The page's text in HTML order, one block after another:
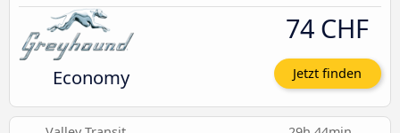
Economy
74 CHF
Jetzt finden